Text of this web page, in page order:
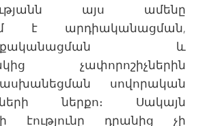
այս ամենը
է արդիականացման,
և
չափորոշիչներին
սովորական
ներքո։ Սակայն
էությունը դրանից չի